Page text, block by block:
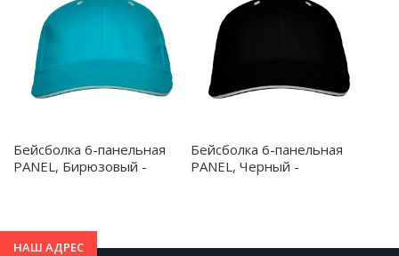
Бейсболка 6-панельная
PANEL, Бирюзовый -
Бейсболка 6-панельная
PANEL, Черный -
НАШ АДРЕС